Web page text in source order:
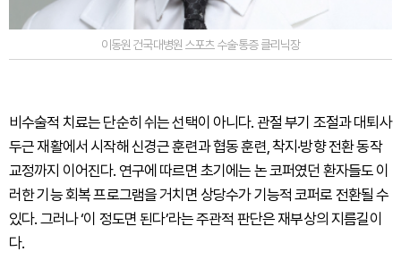
이동원 건국대병원 스포츠 수술·통증 클리닉장
비수술적 치료는 단순히 쉬는 선택이 아니다. 관절 부기 조절과 대퇴사
두근 재활에서 시작해 신경근 훈련과 협동 훈련, 착지·방향 전환 동작
교정까지 이어진다. 연구에 따르면 초기에는 논 코퍼였던 환자들도 이
러한 기능 회복 프로그램을 거치면 상당수가 기능적 코퍼로 전환될 수
있다. 그러나 ‘이 정도면 된다’라는 주관적 판단은 재부상의 지름길이
다.